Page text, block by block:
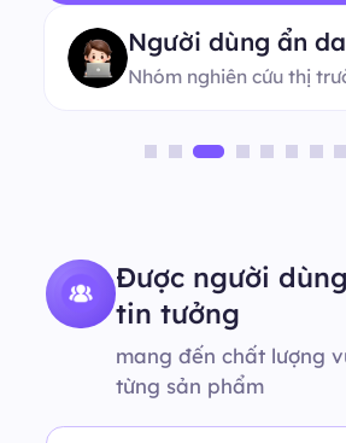
Người dùng ẩn
Nhóm nghiên cứu thị
Được người
tin tưởng
mang đến chất lượng
từng sản phẩm